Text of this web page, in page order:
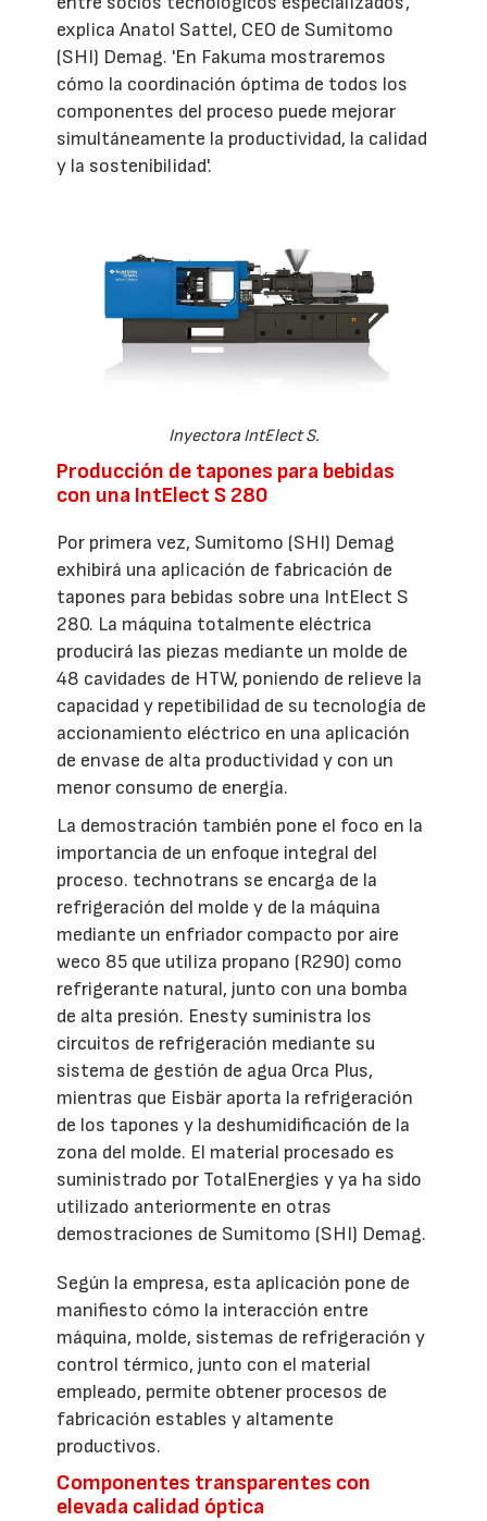
explica Anatol Sattel, CEO de Sumitomo
(SHI) Demag. 'En Fakuma mostraremos
cómo la coordinación óptima de todos los
componentes del proceso puede mejorar
simultáneamente la productividad, la calidad
y la sostenibilidad'.
Inyectora IntElect S.
Producción de tapones para bebidas
con una IntElect S 280
Por primera vez, Sumitomo (SHI) Demag
exhibirá una aplicación de fabricación de
tapones para bebidas sobre una IntElect S
280. La máquina totalmente eléctrica
producirá las piezas mediante un molde de
48 cavidades de HTW, poniendo de relieve la
capacidad y repetibilidad de su tecnología de
accionamiento eléctrico en una aplicación
de envase de alta productividad y con un
menor consumo de energía.
La demostración también pone el foco en la
importancia de un enfoque integral del
proceso. technotrans se encarga de la
refrigeración del molde y de la máquina
mediante un enfriador compacto por aire
weco 85 que utiliza propano (R290) como
refrigerante natural, junto con una bomba
de alta presión. Enesty suministra los
circuitos de refrigeración mediante su
sistema de gestión de agua Orca Plus,
mientras que Eisbär aporta la refrigeración
de los tapones y la deshumidificación de la
zona del molde. El material procesado es
suministrado por TotalEnergies y ya ha sido
utilizado anteriormente en otras
demostraciones de Sumitomo (SHI) Demag.
Según la empresa, esta aplicación pone de
manifiesto cómo la interacción entre
máquina, molde, sistemas de refrigeración y
control térmico, junto con el material
empleado, permite obtener procesos de
fabricación estables y altamente
productivos.
Componentes transparentes con
elevada calidad óptica